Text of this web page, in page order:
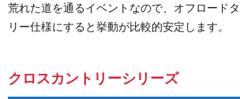
荒れた道を通るイベントなので、オフロード
リー仕様にすると挙動が比較的安定します。
クロスカントリーシリーズ